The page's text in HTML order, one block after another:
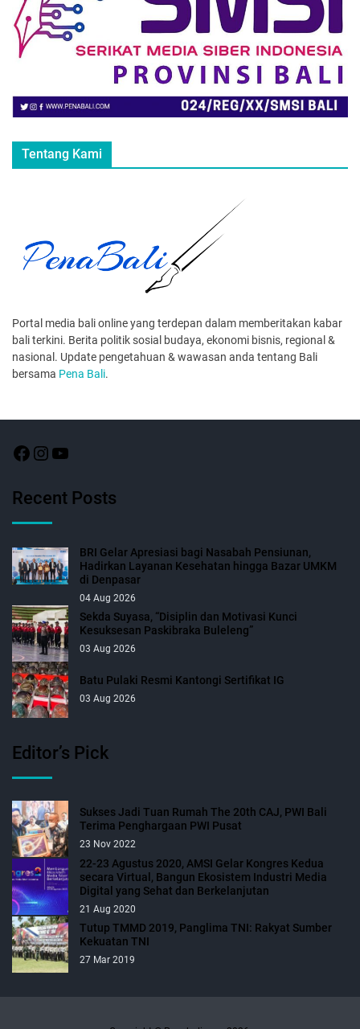
Tentang Kami
Portal media bali online yang terdepan dalam memberitakan kabar
bali terkini. Berita politik sosial budaya, ekonomi bisnis, regional &
nasional. Update pengetahuan & wawasan anda tentang Bali
bersama Pena Bali.
Recent Posts
BRI Gelar Apresiasi bagi Nasabah Pensiunan,
Hadirkan Layanan Kesehatan hingga Bazar UMKM
di Denpasar
04 Aug 2026
Sekda Suyasa, “Disiplin dan Motivasi Kunci
Kesuksesan Paskibraka Buleleng”
03 Aug 2026
Batu Pulaki Resmi Kantongi Sertifikat IG
03 Aug 2026
Editor’s Pick
Sukses Jadi Tuan Rumah The 20th CAJ, PWI Bali
Terima Penghargaan PWI Pusat
23 Nov 2022
22-23 Agustus 2020, AMSI Gelar Kongres Kedua
secara Virtual, Bangun Ekosistem Industri Media
Digital yang Sehat dan Berkelanjutan
21 Aug 2020
Tutup TMMD 2019, Panglima TNI: Rakyat Sumber
Kekuatan TNI
27 Mar 2019